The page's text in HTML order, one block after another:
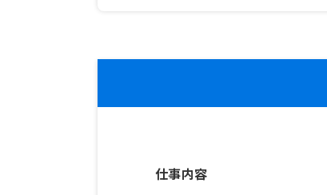
仕事内容